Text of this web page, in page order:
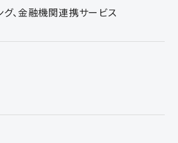
グ、金融機関連携サービス